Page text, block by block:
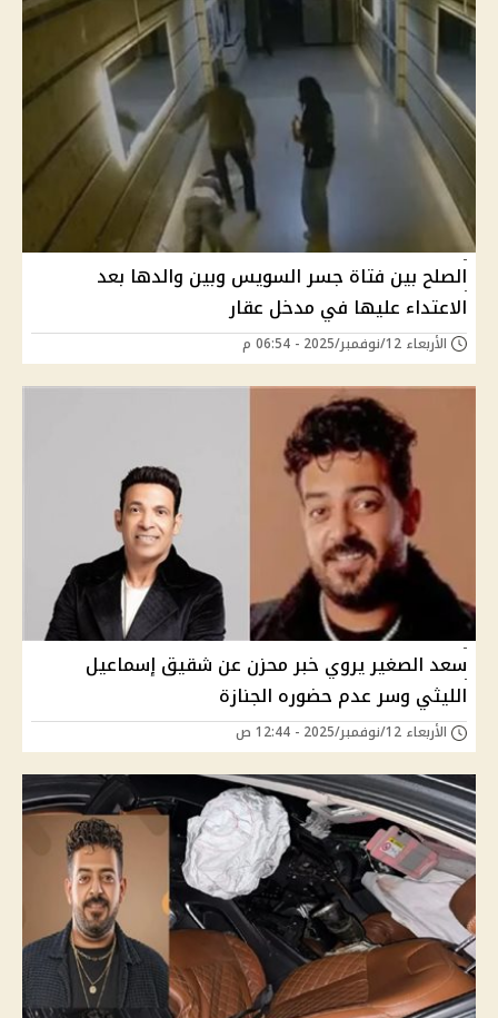
الصلح بين فتاة جسر السويس وبين والدها بعد
الاعتداء عليها في مدخل عقار
الأربعاء 12/نوفمبر/2025 - 06:54 م
سعد الصغير يروي خبر محزن عن شقيق إسماعيل
الليثي وسر عدم حضوره الجنازة
الأربعاء 12/نوفمبر/2025 - 12:44 ص